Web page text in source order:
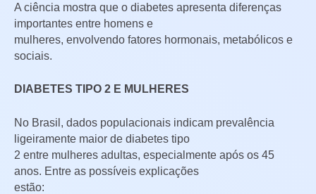
A ciência mostra que o diabetes apresenta diferenças
importantes entre homens e
mulheres, envolvendo fatores hormonais, metabólicos e
sociais.
DIABETES TIPO 2 E MULHERES
No Brasil, dados populacionais indicam prevalência
ligeiramente maior de diabetes tipo
2 entre mulheres adultas, especialmente após os 45
anos. Entre as possíveis explicações
estão: